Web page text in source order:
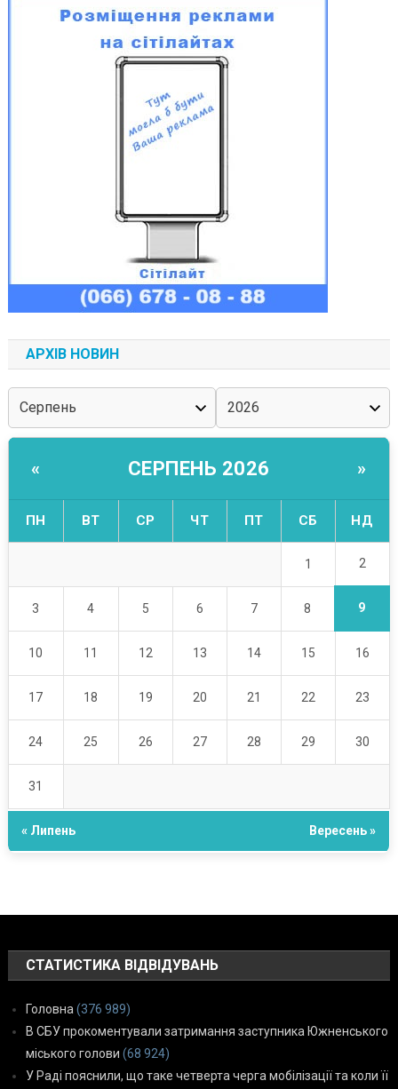
АРХІВ НОВИН
« СЕРПЕНЬ 2026 »
ПН ВТ СР ЧТ ПТ СБ НД
1 2
3 4 5 6 7 8 9
10 11 12 13 14 15 16
17 18 19 20 21 22 23
24 25 26 27 28 29 30
31
« Липень Вересень »
СТАТИСТИКА ВІДВІДУВАНЬ
Головна (376 989)
В СБУ прокоментували затримання заступника Южненського
міського голови (68 924)
У Раді пояснили, що таке четверта черга мобілізації та коли її